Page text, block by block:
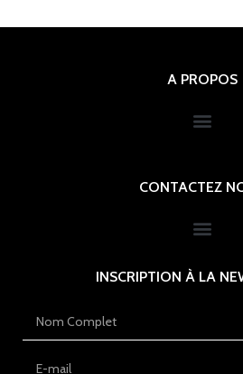
A PROPOS
CONTACTEZ
INSCRIPTION À LA